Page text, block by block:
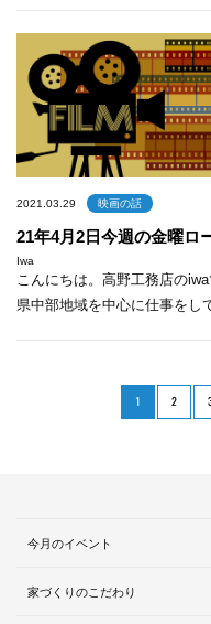
2021.03.29 映画の話
21年4月2日今週の金曜
Iwa
こんにちは。高野工務店の
県中部地域を中心に仕事をし
1 2
今月のイベント
家づくりのこだわり